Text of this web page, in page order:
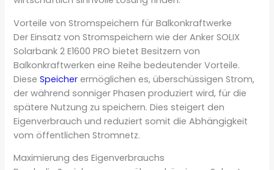
Vorteile von Stromspeichern für Balkonkraftwerke
Der Einsatz von Stromspeichern wie der Anker SOLIX
Solarbank 2 E1600 PRO bietet Besitzern von
Balkonkraftwerken eine Reihe bedeutender Vorteile.
DieseSpeicher ermöglichen es, überschüssigen Strom,
der während sonniger Phasen produziert wird, für die
spätere Nutzung zu speichern. Dies steigert den
Eigenverbrauch und reduziert somit die Abhängigkeit
vom öffentlichen Stromnetz.
Maximierung des Eigenverbrauchs